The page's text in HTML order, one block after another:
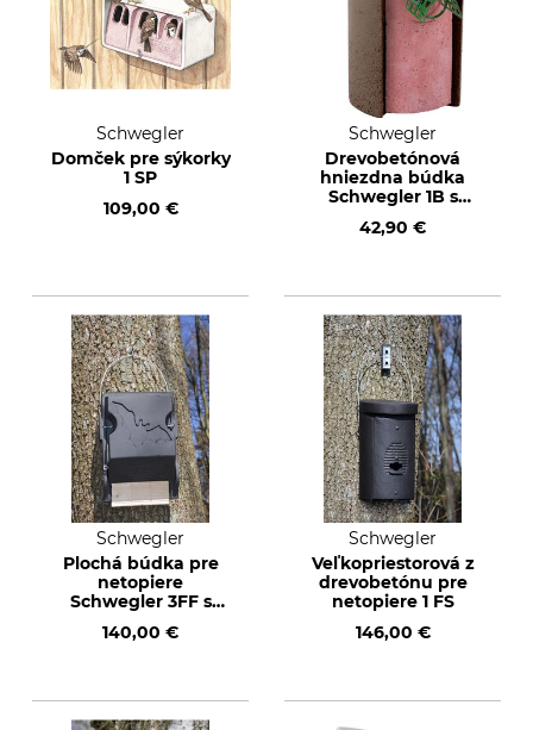
Schwegler
Domček pre sýkorky
1 SP
109,00 €
Schwegler
Drevobetónová
hniezdna búdka
Schwegler 1B s
kunám, 26 mm
42,90 €
Schwegler
Plochá búdka pre
netopiere
Schwegler 3FF s
poklopom
140,00 €
Schwegler
Veľkopriestorová z
drevobetónu pre
netopiere 1 FS
146,00 €